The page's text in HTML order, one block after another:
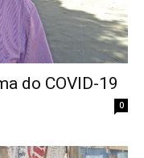
do COVID-19
0